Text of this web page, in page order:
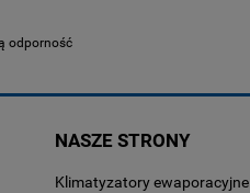
odporność
NASZE STRONY
Klimatyzatory ewaporacyjne